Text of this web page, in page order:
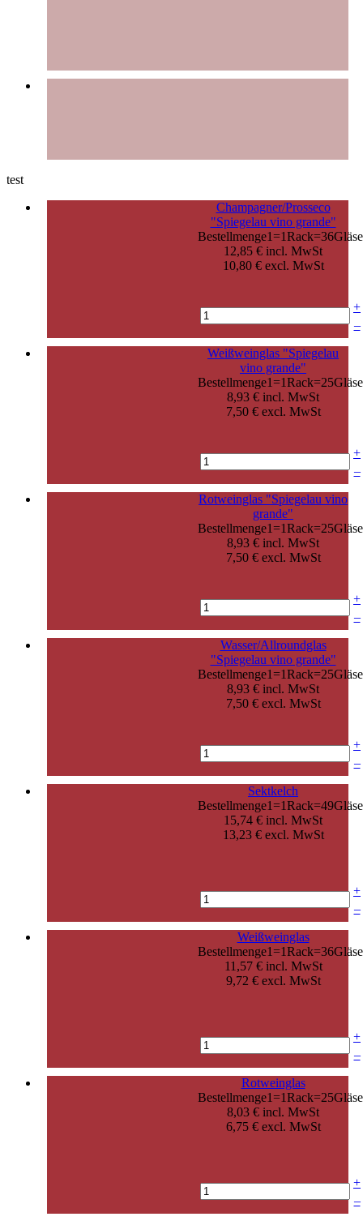
test
Champagner/Prosseco
"Spiegelau vino grande"
12,85 € incl. MwSt
10,80 € excl. MwSt
+
–
Weißweinglas "Spiegelau
vino grande"
8,93 € incl. MwSt
7,50 € excl. MwSt
+
–
Rotweinglas "Spiegelau vino
grande"
8,93 € incl. MwSt
7,50 € excl. MwSt
+
–
Wasser/Allroundglas
"Spiegelau vino grande"
8,93 € incl. MwSt
7,50 € excl. MwSt
+
–
Sektkelch
15,74 € incl. MwSt
13,23 € excl. MwSt
+
–
Weißweinglas
11,57 € incl. MwSt
9,72 € excl. MwSt
+
–
Rotweinglas
8,03 € incl. MwSt
6,75 € excl. MwSt
+
–